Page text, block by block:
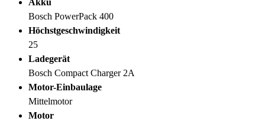
Akku
Bosch PowerPack 400
Höchstgeschwindigkeit
25
Ladegerät
Bosch Compact Charger 2A
Motor-Einbaulage
Mittelmotor
Motor